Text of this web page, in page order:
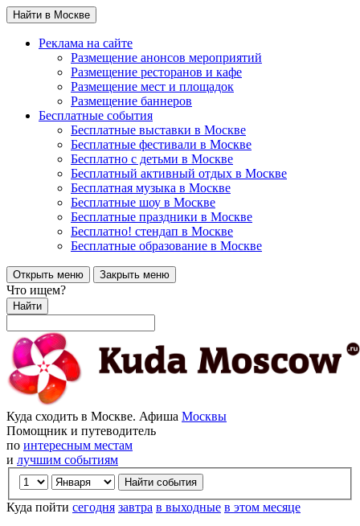
Найти в Москве
Реклама на сайте
Размещение анонсов мероприятий
Размещение ресторанов и кафе
Размещение мест и площадок
Размещение баннеров
Бесплатные события
Бесплатные выставки в Москве
Бесплатные фестивали в Москве
Бесплатно с детьми в Москве
Бесплатный активный отдых в Москве
Бесплатная музыка в Москве
Бесплатные шоу в Москве
Бесплатные праздники в Москве
Бесплатно! стендап в Москве
Бесплатные образование в Москве
Открыть меню Закрыть меню
Что ищем?
Найти
Куда сходить в Москве. Афиша Москвы
Помощник и путеводитель
по интересным местам
и лучшим событиям
Куда пойти сегодня завтра в выходные в этом месяце